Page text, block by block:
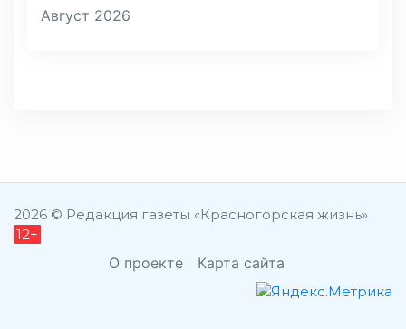
Август 2026
2026 © Редакция газеты «Красногорская жизнь»
12+
О проекте Карта сайта